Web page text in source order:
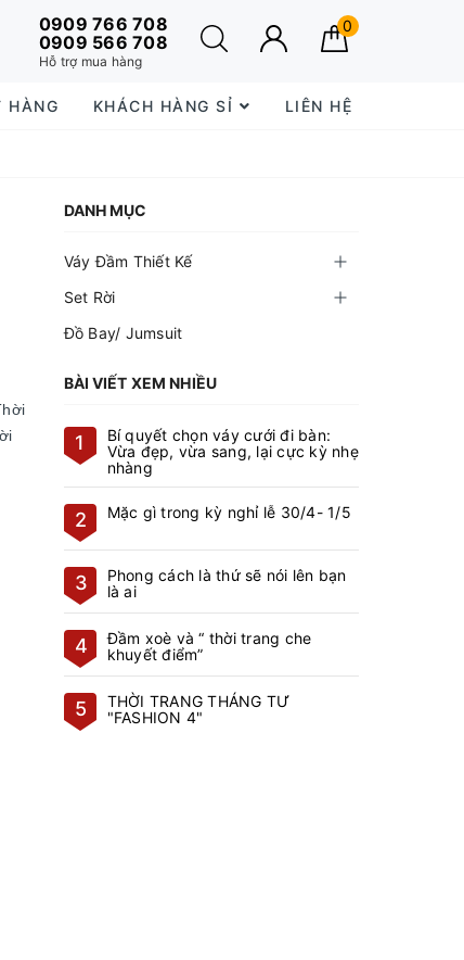
0909 766 708
0909 566 708
Hỗ trợ mua hàng
0
HÀNG KHÁCH HÀNG SỈ LIÊN HỆ
DANH MỤC
Váy Đầm Thiết Kế
Set Rời
Đồ Bay/ Jumsuit
BÀI VIẾT XEM NHIỀU
1
Bí quyết chọn váy cưới đi bàn:
Vừa đẹp, vừa sang, lại cực kỳ nhẹ
nhàng
2 Mặc gì trong kỳ nghỉ lễ 30/4- 1/5
3
Phong cách là thứ sẽ nói lên bạn
là ai
4
Đầm xoè và “ thời trang che
khuyết điểm”
5
THỜI TRANG THÁNG TƯ
"FASHION 4"